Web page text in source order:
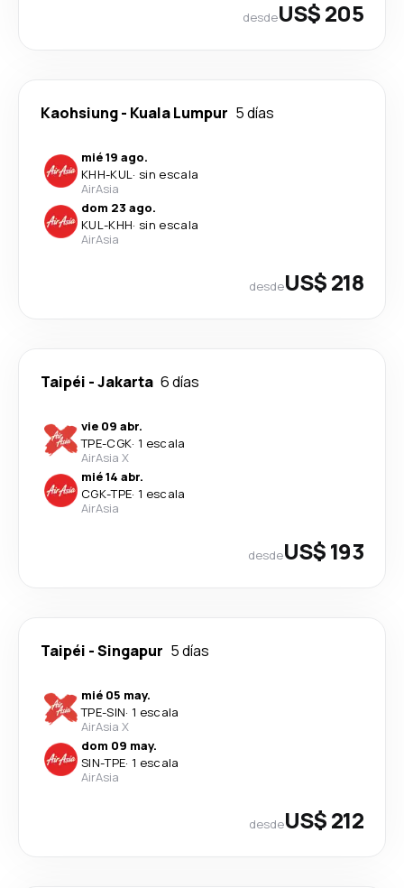
desdeUS$ 205
Kaohsiung- Kuala Lumpur 5 días
mié 19 ago.
KHH-KUL· sin escala
AirAsia
dom 23 ago.
KUL-KHH· sin escala
AirAsia
desdeUS$ 218
Taipéi -Jakarta 6 días
vie 09 abr.
TPE-CGK· 1 escala
AirAsia X
mié 14 abr.
CGK-TPE· 1 escala
AirAsia
desdeUS$ 193
Taipéi -Singapur 5 días
mié 05 may.
TPE-SIN· 1 escala
AirAsia X
dom 09 may.
SIN-TPE· 1 escala
AirAsia
desdeUS$ 212